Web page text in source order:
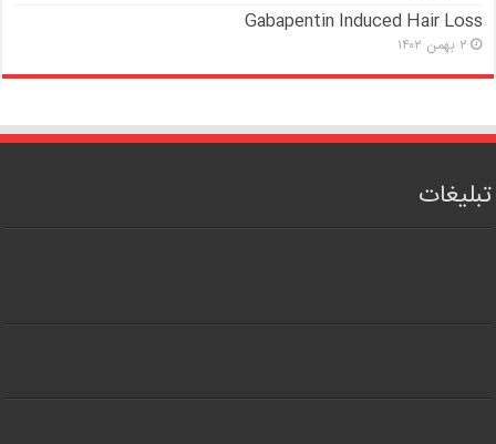
Gabapentin Induced Hair Loss
۲ بهمن ۱۴۰۲
تبلیغات